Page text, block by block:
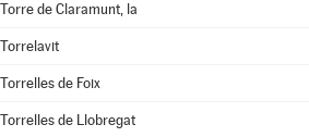
Torre de Claramunt, la
Torrelavit
Torrelles de Foix
Torrelles de Llobregat